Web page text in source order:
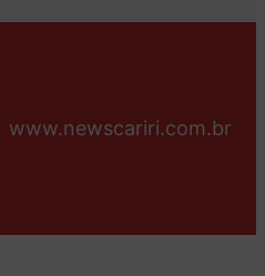
www.newscariri.com.br